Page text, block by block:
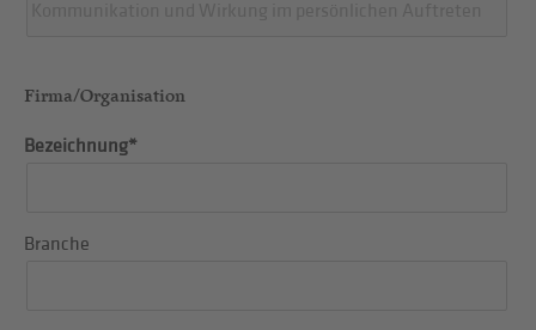
Firma/Organisation
Bezeichnung*
Branche